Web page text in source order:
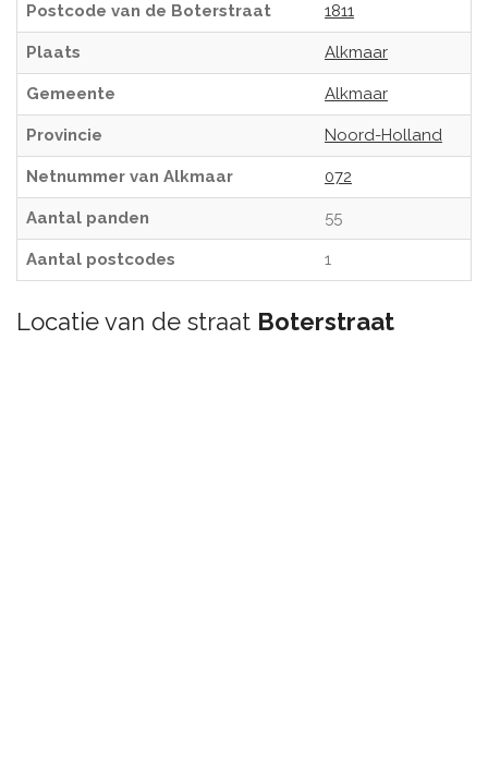
Postcode van de Boterstraat 1811
Plaats Alkmaar
Gemeente Alkmaar
Provincie Noord-Holland
Netnummer van Alkmaar 072
Aantal panden 55
Aantal postcodes 1
Locatie van de straat Boterstraat